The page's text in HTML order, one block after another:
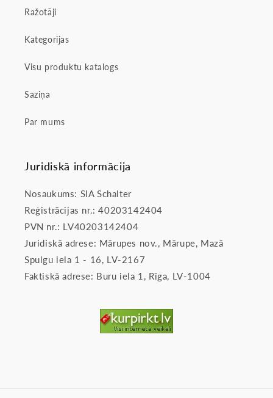
Ražotāji
Kategorijas
Visu produktu katalogs
Saziņa
Par mums
Juridiskā informācija
Nosaukums: SIA Schalter
Reģistrācijas nr.: 40203142404
PVN nr.: LV40203142404
Juridiskā adrese: Mārupes nov., Mārupe, Mazā
Spulgu iela 1 - 16, LV-2167
Faktiskā adrese: Buru iela 1, Rīga, LV-1004